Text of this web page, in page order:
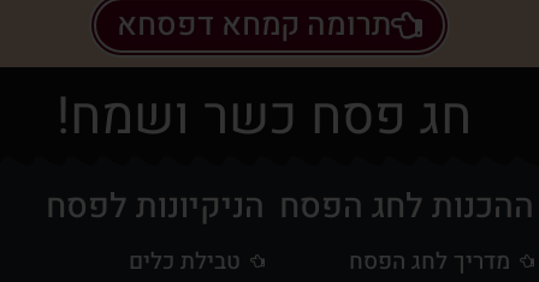
תרומה קמחא דפסחא
חג פסח כשר ושמח!
ההכנות לחג הפסח
מדריך לחג הפסח
הניקיונות לפסח
טבילת כלים